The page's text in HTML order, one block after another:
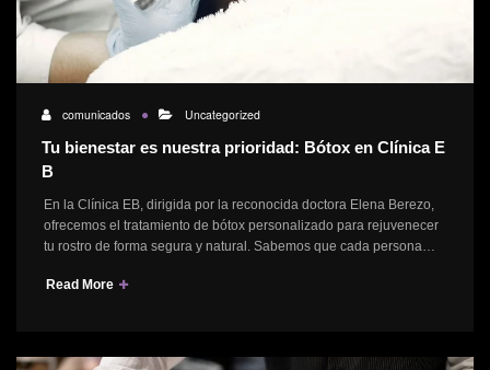
comunicados Uncategorized
Tu bienestar es nuestra prioridad: Bótox en Clínica E
B
En la Clínica EB, dirigida por la reconocida doctora Elena Berezo,
ofrecemos el tratamiento de bótox personalizado para rejuvenecer
tu rostro de forma segura y natural. Sabemos que cada persona…
Read More